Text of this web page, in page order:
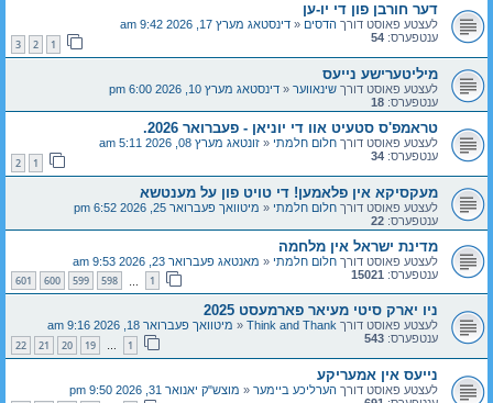
דער חורבן פון די יו-ען
לעצטע פאוסט דורך הדסים « דינסטאג מערץ 17, 2026 9:42 am
ענטפערס: 54
1
2
3
מיליטערישע נייעס
לעצטע פאוסט דורך שינאווער « דינסטאג מערץ 10, 2026 6:00 pm
ענטפערס: 18
טראמפ'ס סטעיט אוו די יוניאן - פעברואר 2026.
לעצטע פאוסט דורך חלום חלמתי « זונטאג מערץ 08, 2026 5:11 am
ענטפערס: 34
1
2
מעקסיקא אין פלאמען! די טויט פון על מענטשא
לעצטע פאוסט דורך חלום חלמתי « מיטוואך פעברואר 25, 2026 6:52 pm
ענטפערס: 22
מדינת ישראל אין מלחמה
לעצטע פאוסט דורך חלום חלמתי « מאנטאג פעברואר 23, 2026 9:53 am
ענטפערס: 15021
1
598
599
600
601
ניו יארק סיטי מעיאר פארמעסט 2025
לעצטע פאוסט דורך Think and Thank
« מיטוואך פעברואר 18, 2026 9:16 am
ענטפערס: 543
1
…
19
20
21
22
נייעס אין אמעריקע
לעצטע פאוסט דורך הערליכע ביימער « מוצש"ק יאנואר 31, 2026 9:50 pm